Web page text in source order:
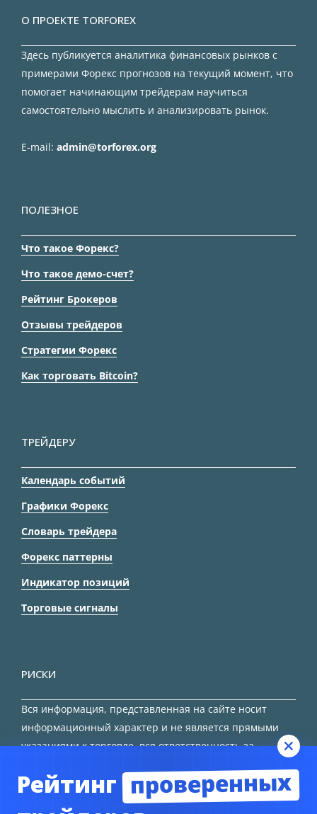
О ПРОЕКТЕ TORFOREX
Здесь публикуется аналитика финансовых рынков с
примерами Форекс прогнозов на текущий момент, что
помогает начинающим трейдерам научиться
самостоятельно мыслить и анализировать рынок.
E-mail: admin@torforex.org
ПОЛЕЗНОЕ
Что такое Форекс?
Что такое демо-счет?
Рейтинг Брокеров
Отзывы трейдеров
Стратегии Форекс
Как торговать Bitcoin?
ТРЕЙДЕРУ
Календарь событий
Графики Форекс
Словарь трейдера
Форекс паттерны
Индикатор позиций
Торговые сигналы
РИСКИ
Вся информация, представленная на сайте носит
информационный характер и не является прямыми
указаниями к торговле, вся ответственность за
Рейтинг проверенных